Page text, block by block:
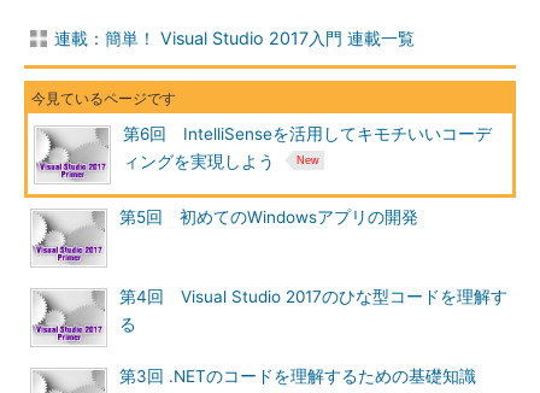
連載：簡単！ Visual Studio 2017入門 連載一覧
第6回 IntelliSenseを活用してキモチいいコーデ
ィングを実現しよう
第5回 初めてのWindowsアプリの開発
第4回 Visual Studio 2017のひな型コードを理解す
る
第3回 .NETのコードを理解するための基礎知識